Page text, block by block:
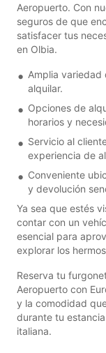
Aeropuerto. Con
seguros de que
satisfacer tus
en Olbia.
Amplia
alquilar.
Opciones de
horarios y
Servicio al
experiencia de
Conveniente
y devolución
Ya sea que estés
contar con un
esencial para
explorar los
Reserva tu
Aeropuerto con
y la comodidad
durante tu
italiana.